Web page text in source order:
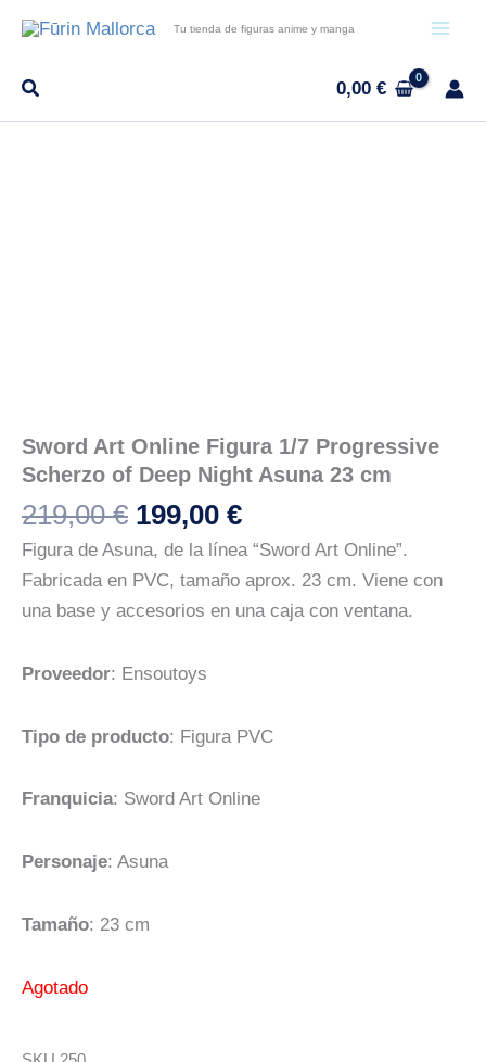
contenido
Tu tienda de figuras anime y manga
0,00€
Sword Art Online Figura 1/7 Progressive
Scherzo of Deep Night Asuna 23 cm
219,00€ El
precio
original
era:
199,00 €El
precio
actual
es:
Figura de Asuna, de la línea “Sword Art Online”.
Fabricada en PVC, tamaño aprox. 23 cm. Viene con
una base y accesorios en una caja con ventana.
Proveedor: Ensoutoys
Tipo de producto: Figura PVC
Franquicia: Sword Art Online
Personaje: Asuna
Tamaño: 23 cm
Agotado